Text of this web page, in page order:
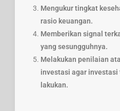
Mengukur tingkat
rasio keuangan.
Memberikan signal
yang sesungguhnya.
Melakukan penilaian
investasi agar
lakukan.